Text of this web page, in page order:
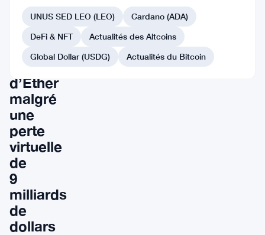
Bitmine
détient
5,74
d’Ether
malgré
une
perte
virtuelle
de
9
milliards
de
dollars
UNUS SED LEO (LEO)
Cardano (ADA)
DeFi & NFT
Actualités des Altcoins
Global Dollar (USDG)
Actualités du Bitcoin